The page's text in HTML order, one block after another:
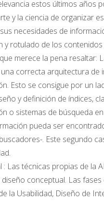
estos últimos años
y la ciencia de organizar
necesidades de
y rotulado de los
merece la pena resaltar:
correcta arquitectura de
Esto se consigue por un
y definición de índices,
o sistemas de búsqueda
pueda ser
. Este segundo
: Las técnicas propias de la
conceptual. Las
la Usabilidad, Diseño de